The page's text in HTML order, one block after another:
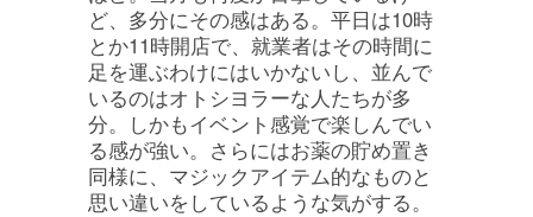
ど、多分にその感はある。平日は10時
とか11時開店で、就業者はその時間に
足を運ぶわけにはいかないし、並んで
いるのはオトシヨラーな人たちが多
分。しかもイベント感覚で楽しんでい
る感が強い。さらにはお薬の貯め置き
同様に、マジックアイテム的なものと
思い違いをしているような気がする。